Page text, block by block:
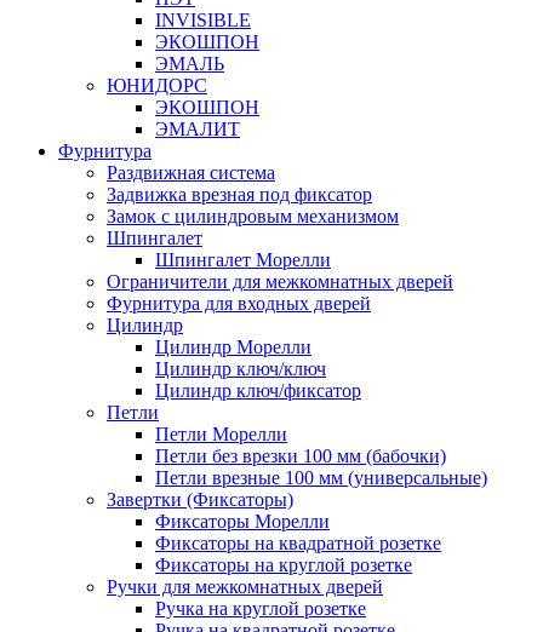
INVISIBLE
ЭКОШПОН
ЭМАЛЬ
ЮНИДОРС
ЭКОШПОН
ЭМАЛИТ
Фурнитура
Раздвижная система
Задвижка врезная под фиксатор
Замок с цилиндровым механизмом
Шпингалет
Шпингалет Морелли
Ограничители для межкомнатных дверей
Фурнитура для входных дверей
Цилиндр
Цилиндр Морелли
Цилиндр ключ/ключ
Цилиндр ключ/фиксатор
Петли
Петли Морелли
Петли без врезки 100 мм (бабочки)
Петли врезные 100 мм (универсальные)
Завертки (Фиксаторы)
Фиксаторы Морелли
Фиксаторы на квадратной розетке
Фиксаторы на круглой розетке
Ручки для межкомнатных дверей
Ручка на круглой розетке